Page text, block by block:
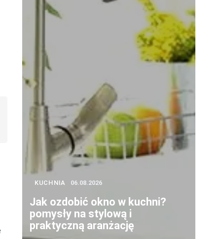
KUCHNIA 06.08.2026
Jak ozdobić okno w kuchni?
pomysły na stylową i
praktyczną aranżację